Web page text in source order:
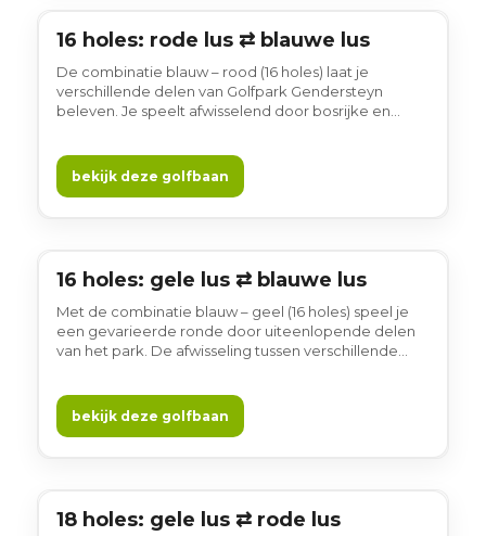
16 holes
16 holes: rode lus ⇄ blauwe lus
De combinatie blauw – rood (16 holes) laat je
verschillende delen van Golfpark Gendersteyn
beleven. Je speelt afwisselend door bosrijke en
waarin rust en landschap centraal staan. Golfen op
deze combinatie voelt ontspannen en gewoon
bekijk deze golfbaan
16 holes
16 holes: gele lus ⇄ blauwe lus
Met de combinatie blauw – geel (16 holes) speel je
een gevarieerde ronde door uiteenlopende delen
van het park. De afwisseling tussen verschillende
rust wilt golfen en wilt genieten van de groene
omgeving.
bekijk deze golfbaan
18 holes
18 holes: gele lus ⇄ rode lus